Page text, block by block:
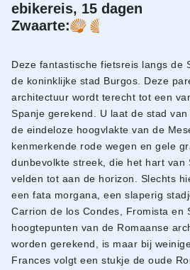
ebikereis, 15 dagen
Zwaarte:
Deze fantastische fietsreis langs de
de koninklijke stad Burgos. Deze
architectuur wordt terecht tot een
Spanje gerekend. U laat de stad
de eindeloze hoogvlakte van de
kenmerkende rode wegen en gele
dunbevolkte streek, die het hart van
velden tot aan de horizon. Slechts
een fata morgana, een slaperig
Carrion de los Condes, Fromista en
hoogtepunten van de Romaanse
worden gerekend, is maar bij
Frances volgt een stukje de oude